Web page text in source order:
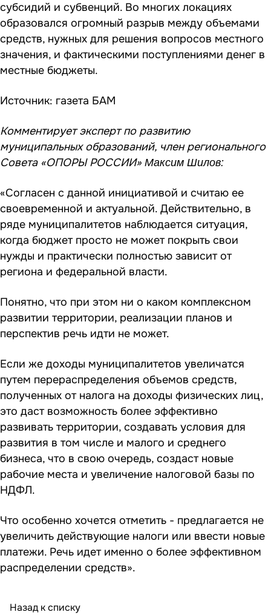
субсидий и субвенций. Во многих локациях
образовался огромный разрыв между объемами
средств, нужных для решения вопросов местного
значения, и фактическими поступлениями денег в
местные бюджеты.
Источник: газета БАМ
Комментирует эксперт по развитию
муниципальных образований, член регионального
Совета «ОПОРЫ РОССИИ» Максим Шилов:
«Согласен с данной инициативой и считаю ее
своевременной и актуальной. Действительно, в
ряде муниципалитетов наблюдается ситуация,
когда бюджет просто не может покрыть свои
нужды и практически полностью зависит от
региона и федеральной власти.
Понятно, что при этом ни о каком комплексном
развитии территории, реализации планов и
перспектив речь идти не может.
Если же доходы муниципалитетов увеличатся
путем перераспределения объемов средств,
полученных от налога на доходы физических лиц,
это даст возможность более эффективно
развивать территории, создавать условия для
развития в том числе и малого и среднего
бизнеса, что в свою очередь, создаст новые
рабочие места и увеличение налоговой базы по
НДФЛ.
Что особенно хочется отметить - предлагается не
увеличить действующие налоги или ввести новые
платежи. Речь идет именно о более эффективном
распределении средств».
Назад к списку